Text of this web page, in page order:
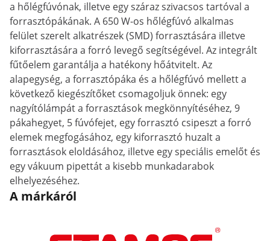
a hőlégfúvónak, illetve egy száraz szivacsos tartóval a
forrasztópákának. A 650 W-os hőlégfúvó alkalmas
felület szerelt alkatrészek (SMD) forrasztására illetve
kiforrasztására a forró levegő segítségével. Az integrált
fűtőelem garantálja a hatékony hőátvitelt. Az
alapegység, a forrasztópáka és a hőlégfúvó mellett a
következő kiegészítőket csomagoljuk önnek: egy
nagyítólámpát a forrasztások megkönnyítéséhez, 9
pákahegyet, 5 fúvófejet, egy forrasztó csipeszt a forró
elemek megfogásához, egy kiforrasztó huzalt a
forrasztások eloldásához, illetve egy speciális emelőt és
egy vákuum pipettát a kisebb munkadarabok
elhelyezéséhez.
A márkáról